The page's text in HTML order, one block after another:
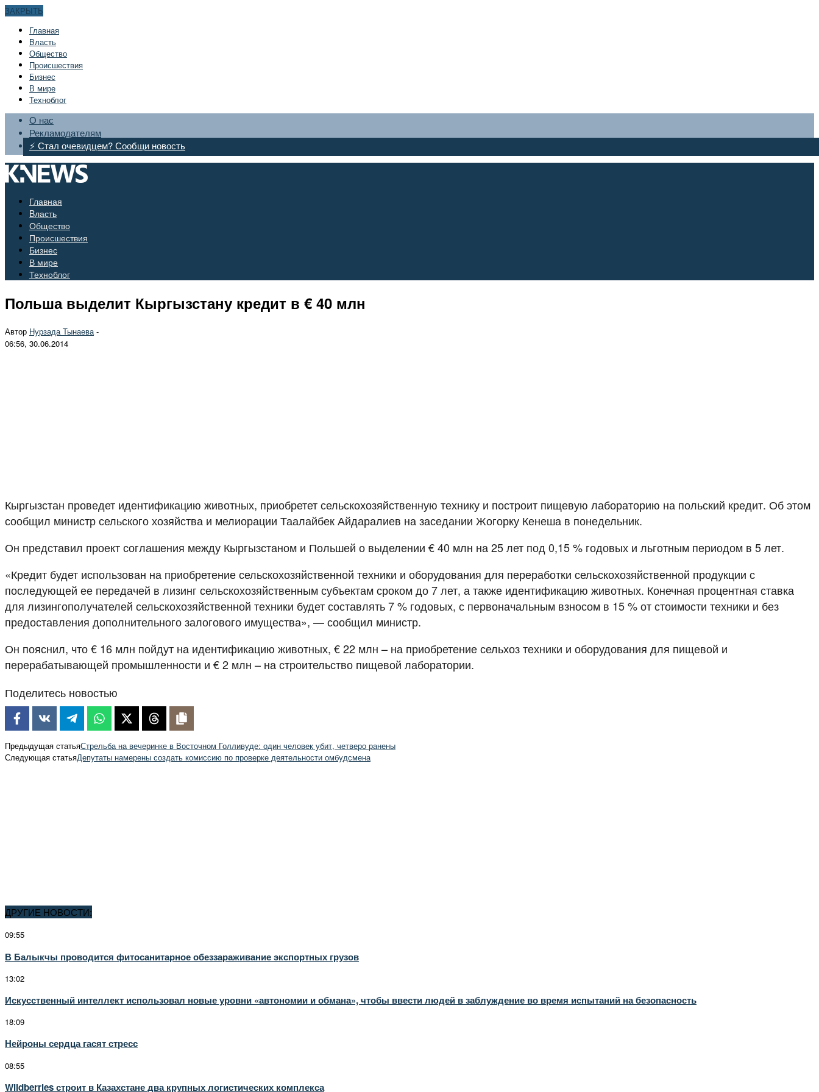
ЗАКРЫТЬ
Главная
Bласть
Общество
Происшествия
Бизнес
В мире
Техноблог
О нас
Рекламодателям
⚡ Стал очевидцем? Сообщи новость
Главная
Bласть
Общество
Происшествия
Бизнес
В мире
Техноблог
Польша выделит Кыргызстану кредит в € 40 млн
Автор Нурзада Тынаева-
06:56, 30.06.2014
Кыргызстан проведет идентификацию животных, приобретет сельскохозяйственную технику и построит пищевую лабораторию на польский кредит. Об этом
сообщил министр сельского хозяйства и мелиорации Таалайбек Айдаралиев на заседании Жогорку Кенеша в понедельник.
Он представил проект соглашения между Кыргызстаном и Польшей о выделении € 40 млн на 25 лет под 0,15 % годовых и льготным периодом в 5 лет.
«Кредит будет использован на приобретение сельскохозяйственной техники и оборудования для переработки сельскохозяйственной продукции с
последующей ее передачей в лизинг сельскохозяйственным субъектам сроком до 7 лет, а также идентификацию животных. Конечная процентная ставка
для лизингополучателей сельскохозяйственной техники будет составлять 7 % годовых, с первоначальным взносом в 15 % от стоимости техники и без
предоставления дополнительного залогового имущества», — сообщил министр.
Он пояснил, что € 16 млн пойдут на идентификацию животных, € 22 млн – на приобретение сельхоз техники и оборудования для пищевой и
перерабатывающей промышленности и € 2 млн – на строительство пищевой лаборатории.
Поделитесь новостью
Предыдущая статьяСтрельба на вечеринке в Восточном Голливуде: один человек убит, четверо ранены
Следующая статьяДепутаты намерены создать комиссию по проверке деятельности омбудсмена
ДРУГИЕ НОВОСТИ:
09:55
В Балыкчы проводится фитосанитарное обеззараживание экспортных грузов
13:02
Искусственный интеллект использовал новые уровни «автономии и обмана», чтобы ввести людей в заблуждение во время испытаний на безопасность
18:09
Нейроны сердца гасят стресс
08:55
Wildberries строит в Казахстане два крупных логистических комплекса